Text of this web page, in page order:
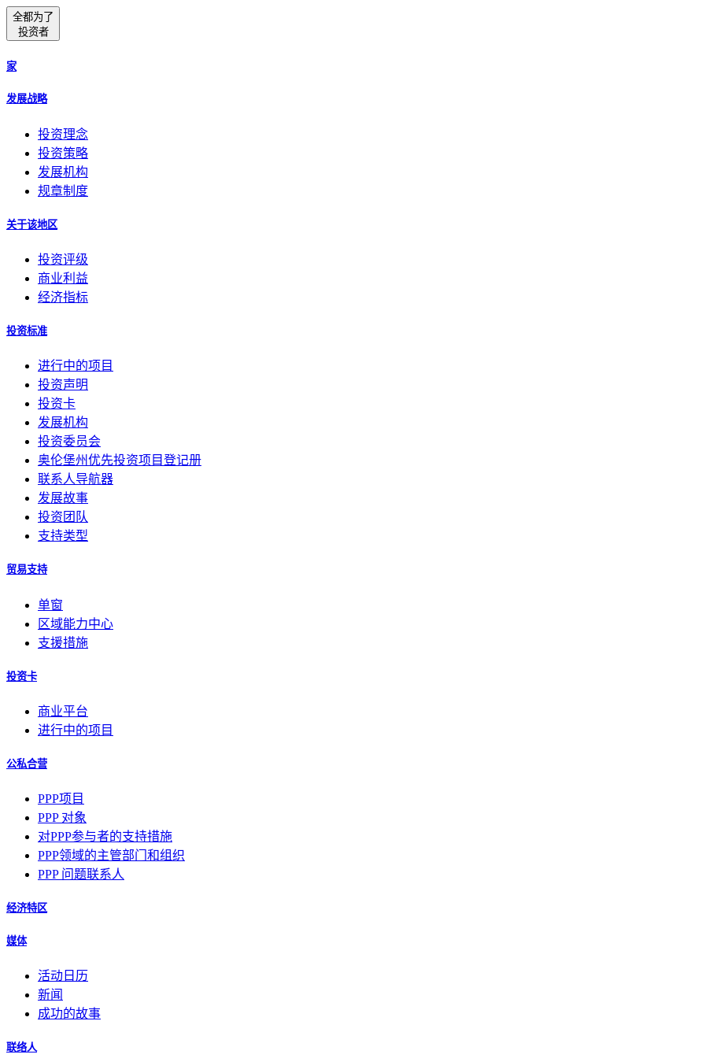
全都为了
投资者
家
发展战略
投资理念
投资策略
发展机构
规章制度
关于该地区
投资评级
商业利益
经济指标
投资标准
进行中的项目
投资声明
投资卡
发展机构
投资委员会
奥伦堡州优先投资项目登记册
联系人导航器
发展故事
投资团队
支持类型
贸易支持
单窗
区域能力中心
支援措施
投资卡
商业平台
进行中的项目
公私合营
PPP项目
PPP 对象
对PPP参与者的支持措施
PPP领域的主管部门和组织
PPP 问题联系人
经济特区
媒体
活动日历
新闻
成功的故事
联络人